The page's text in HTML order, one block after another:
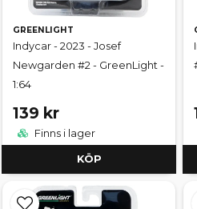
GREENLIGHT
Indycar - 2023 - Josef
Newgarden #2 - GreenLight -
1:64
139 kr
Finns i lager
KÖP